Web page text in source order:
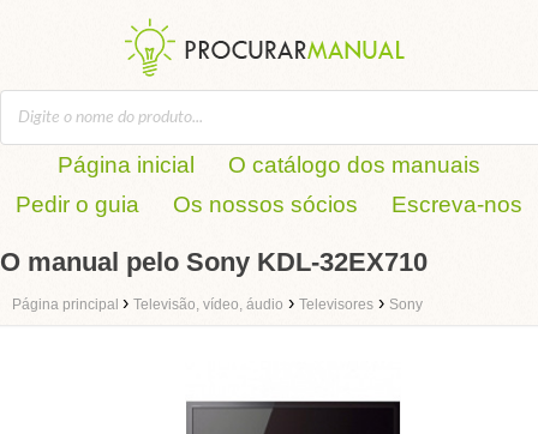
Página inicial
O catálogo dos manuais
Pedir o guia
Os nossos sócios Escreva-nos
O manual pelo Sony KDL-32EX710
Página principal › Televisão, vídeo, áudio › Televisores › Sony